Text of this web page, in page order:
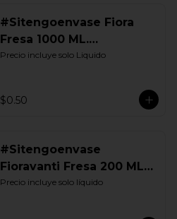
#Sitengoenvase Fiora
Fresa 1000 ML.
Retornable
Precio incluye solo Liquido
$0.50
#Sitengoenvase
Fioravanti Fresa 200 ML.
Retornable
Precio incluye solo líquido